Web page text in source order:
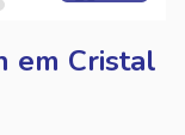
em Cristal